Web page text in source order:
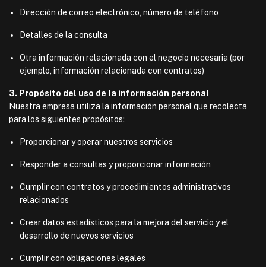
Dirección de correo electrónico, número de teléfono
Detalles de la consulta
Otra información relacionada con el negocio necesaria (por
ejemplo, información relacionada con contratos)
3. Propósito del uso de la información personal
Nuestra empresa utiliza la información personal que recolecta
para los siguientes propósitos:
Proporcionar y operar nuestros servicios
Responder a consultas y proporcionar información
Cumplir con contratos y procedimientos administrativos
relacionados
Crear datos estadísticos para la mejora del servicio y el
desarrollo de nuevos servicios
Cumplir con obligaciones legales